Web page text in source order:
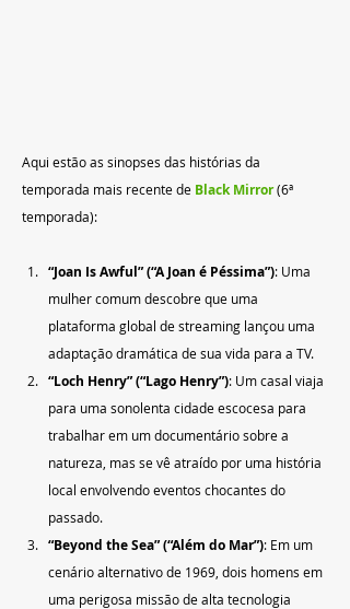
Aqui estão as sinopses das histórias da
temporada mais recente de Black Mirror (6ª
temporada):
“Joan Is Awful” (“A Joan é Péssima”): Uma
mulher comum descobre que uma
plataforma global de streaming lançou uma
adaptação dramática de sua vida para a TV.
“Loch Henry” (“Lago Henry”): Um casal viaja
para uma sonolenta cidade escocesa para
trabalhar em um documentário sobre a
natureza, mas se vê atraído por uma história
local envolvendo eventos chocantes do
passado.
“Beyond the Sea” (“Além do Mar”): Em um
cenário alternativo de 1969, dois homens em
uma perigosa missão de alta tecnologia